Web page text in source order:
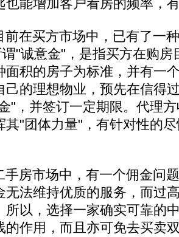
也能增加客户看房的频率，
在买方市场中，已有了一
"诚意金"，是指买方在购房
面积的房子为标准，并有一
己的理想物业，预先在信得
"，并签订一定期限。代理
其"团体力量"，有针对性的
市场中，有一个佣金问
无法维持优质的服务，而过
所以，选择一家确实可靠的
的作用，而且亦可免去买卖